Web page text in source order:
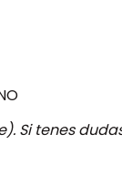
Si tenes